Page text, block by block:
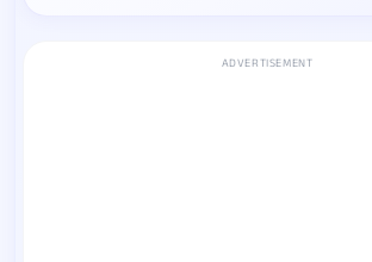
ADVERTISEMENT